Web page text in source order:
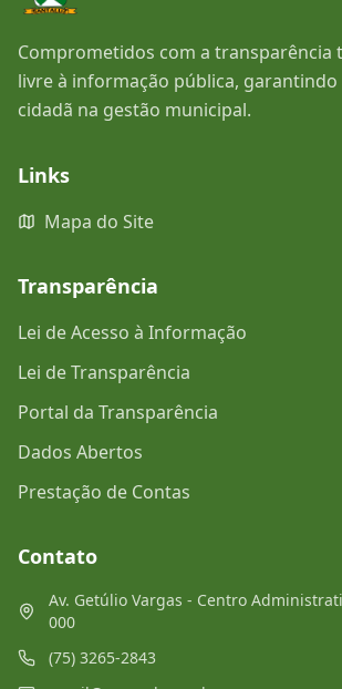
Comprometidos com a transparência
livre à informação pública,
cidadã na gestão municipal.
Links
Mapa do Site
Transparência
Lei de Acesso à Informação
Lei de Transparência
Portal da Transparência
Dados Abertos
Prestação de Contas
Contato
Av. Getúlio Vargas - Centro
000
(75) 3265-2843